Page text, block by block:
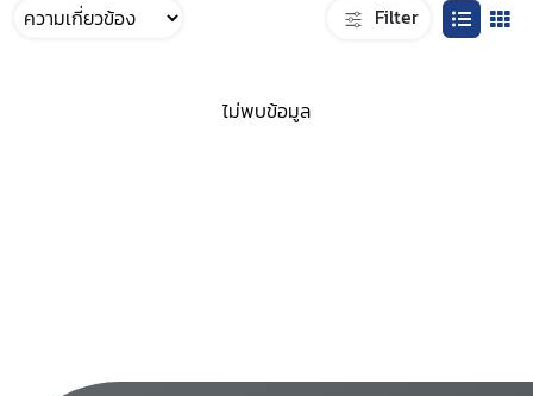
Filter
ไม่พบข้อมูล